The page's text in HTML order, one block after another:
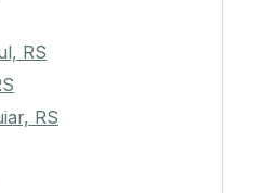
RS
RS